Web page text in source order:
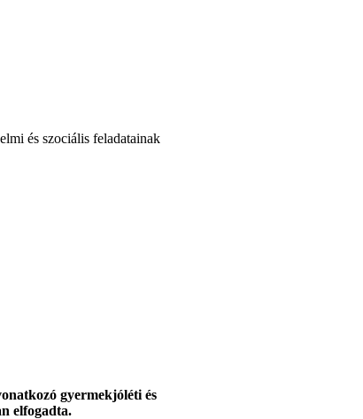
és szociális feladatainak
gyermekjóléti és
elfogadta.